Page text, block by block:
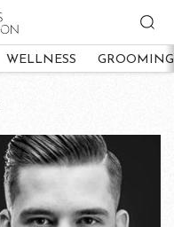
WELLNESS GROOMING